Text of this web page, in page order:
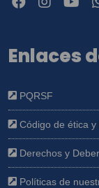
Enlaces
PQRSF
Código de ética
Derechos y
Políticas de